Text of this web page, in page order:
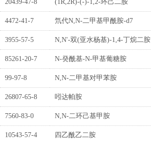
20439-47-8 (1R,2R)-(-)-1,2-环己二胺
4472-41-7 氘代N,N-二甲基甲酰胺-d7
3955-57-5 N,N'-双(亚水杨基)-1,4-丁烷二胺
85261-20-7 N-癸酰基-N-甲基葡糖胺
99-97-8 N,N-二甲基对甲苯胺
26807-65-8 吲达帕胺
7560-83-0 N,N-二环己基甲胺
10543-57-4 四乙酰乙二胺